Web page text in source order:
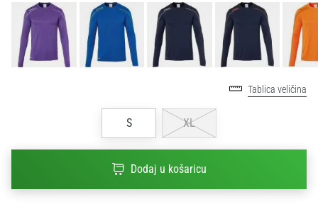
za
ženski
EURO
adidas
Tablica veličina
S XL
Dodaj u košaricu